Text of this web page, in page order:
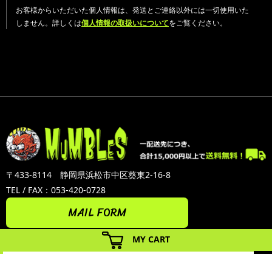
MY CART
お客様からいただいた個人情報は、発送とご連絡以外には一切使用いた
しません。詳しくは個人情報の取扱いについてをご覧ください。
〒433-8114 静岡県浜松市中区葵東2-16-8
TEL / FAX：053-420-0728
MAIL FORM